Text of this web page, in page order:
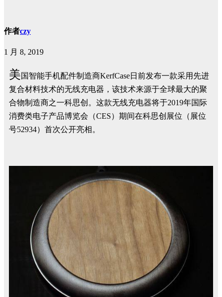
作者czy
1 月 8, 2019
美国智能手机配件制造商KerfCase日前发布一款采用先进
复合材料技术的无线充电器，该技术来源于全球最大的聚
合物制造商之一科思创。这款无线充电器将于2019年国际
消费类电子产品博览会（CES）期间在科思创展位（展位
号52934）首次公开亮相。